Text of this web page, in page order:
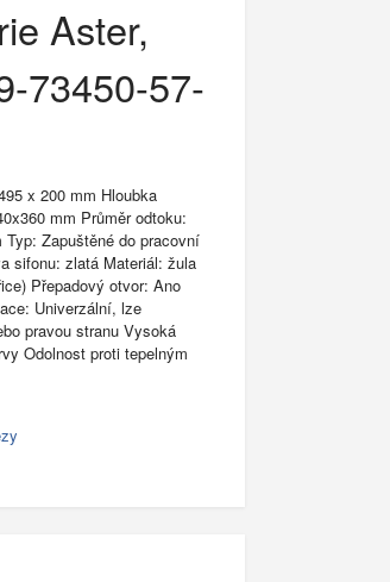
Aster,
73450-57-
x 200 mm Hloubka
mm Průměr odtoku:
Zapuštěné do pracovní
sifonu: zlatá Materiál: žula
Přepadový otvor: Ano
Univerzální, lze
pravou stranu Vysoká
Odolnost proti tepelným